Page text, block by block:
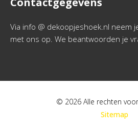
Via info @ dekoopjeshoek.nl neem
met ons op. We beantwoorden je
© 2026 Alle rechten
Sitemap